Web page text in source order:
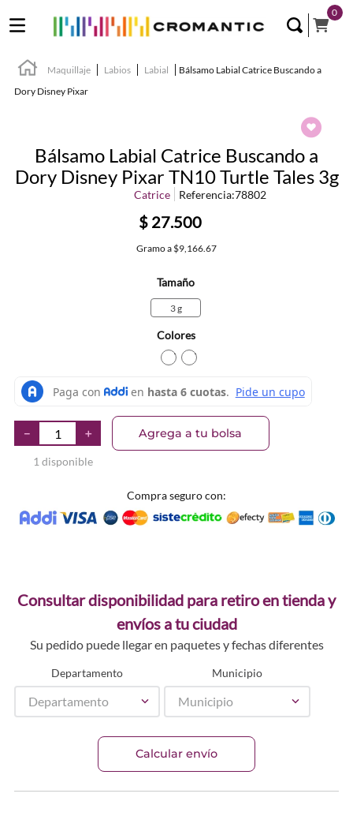
0
Maquillaje Labios Labial
Bálsamo Labial Catrice Buscando a
Dory Disney Pixar
Bálsamo Labial Catrice Buscando a
Dory Disney Pixar TN10 Turtle Tales 3g
Catrice Referencia:78802
$ 27.500
Gramoa $9,166.67
Tamaño
3 g
Colores
TEXTURA_4059729492647
TEXTURA_4059729492654
＋
－
1 disponible
Agrega a tu bolsa
Compra seguro con:
Consultar disponibilidad para retiro en tienda y
envíos a tu ciudad
Su pedido puede llegar en paquetes y fechas diferentes
Departamento
Departamento
Municipio
Municipio
Calcular envío